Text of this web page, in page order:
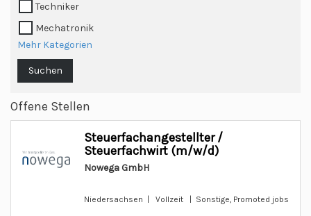
Techniker
Mechatronik
Mehr Kategorien
Suchen
Offene Stellen
Steuerfachangestellter /
Steuerfachwirt (m/w/d)
Nowega GmbH
Niedersachsen | Vollzeit | Sonstige, Promoted jobs